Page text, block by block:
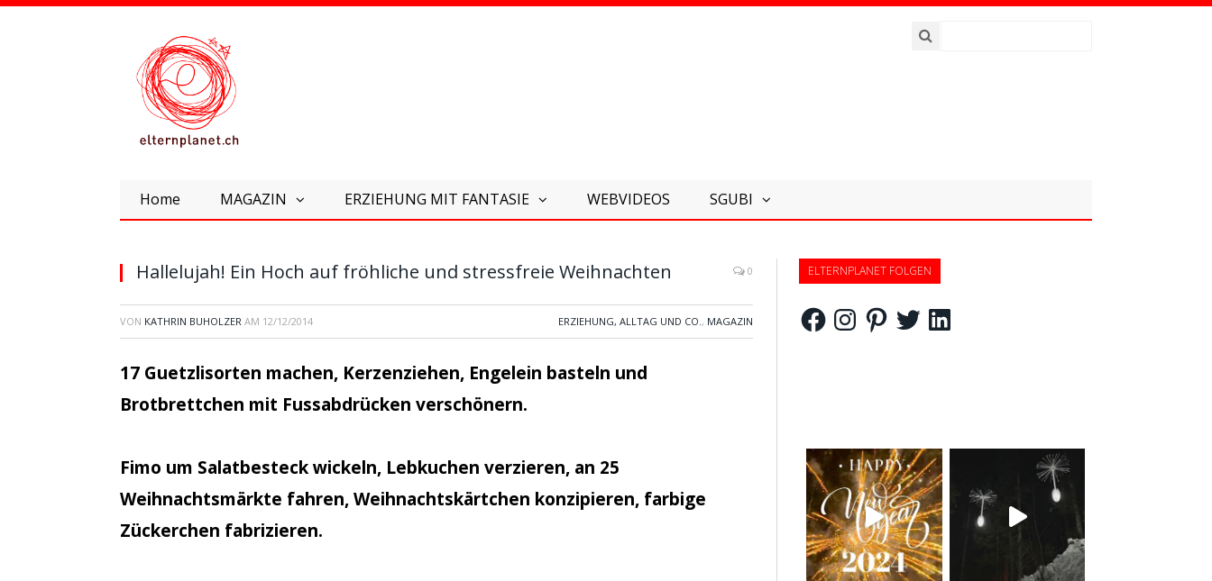
Home MAGAZIN ERZIEHUNG MIT FANTASIE WEBVIDEOS SGUBI
Hallelujah! Ein Hoch auf fröhliche und stressfreie Weihnachten 0
VON KATHRIN BUHOLZER AM 12/12/2014 ERZIEHUNG, ALLTAG UND CO., MAGAZIN
17 Guetzlisorten machen, Kerzenziehen, Engelein basteln und
Brotbrettchen mit Fussabdrücken verschönern.
Fimo um Salatbesteck wickeln, Lebkuchen verzieren, an 25
Weihnachtsmärkte fahren, Weihnachtskärtchen konzipieren, farbige
Zückerchen fabrizieren.
ELTERNPLANET FOLGEN
FacebookInstagramPinterestTwitterLinkedIn